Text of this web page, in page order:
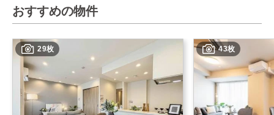
おすすめの物件
29枚 43枚